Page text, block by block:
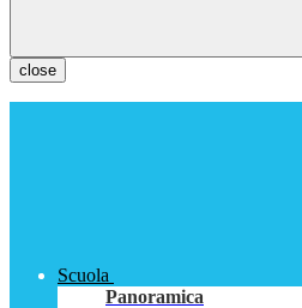
close
Scuola
Panoramica